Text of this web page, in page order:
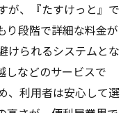
が、『たすけっと』で
り段階で詳細な料金が
けられるシステムとな
しなどのサービスで
、利用者は安心して選